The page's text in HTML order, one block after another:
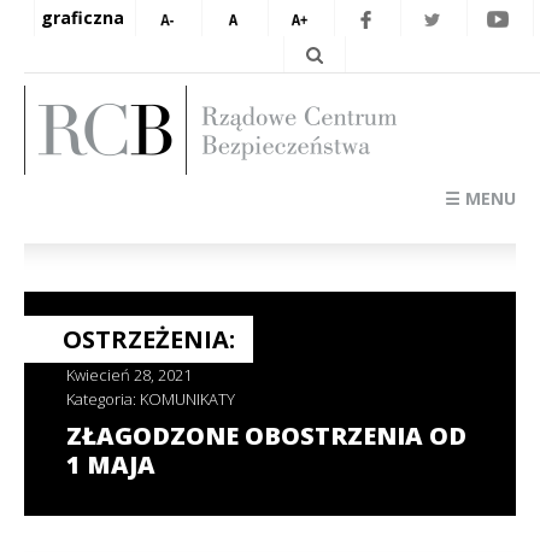
graficzna
☰ MENU
OSTRZEŻENIA:
Kwiecień 28, 2021
Kategoria: KOMUNIKATY
ZŁAGODZONE OBOSTRZENIA OD
1 MAJA